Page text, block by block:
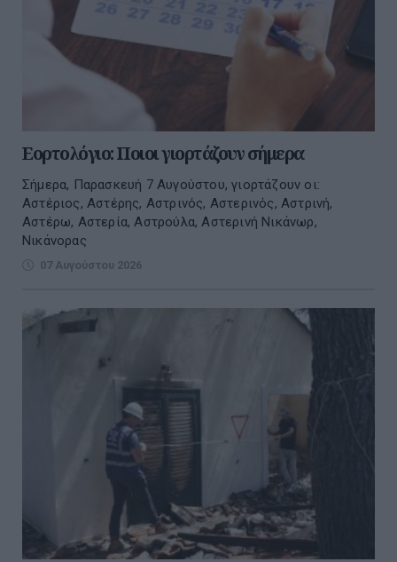
Εορτολόγιο: Ποιοι γιορτάζουν σήμερα
Σήμερα, Παρασκευή 7 Αυγούστου, γιορτάζουν οι:
Αστέριος, Αστέρης, Αστρινός, Αστερινός, Αστρινή,
Αστέρω, Αστερία, Αστρούλα, Αστερινή Νικάνωρ,
Νικάνορας
07 Αυγούστου 2026